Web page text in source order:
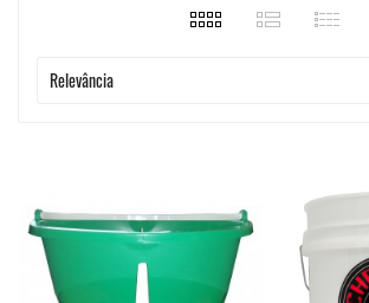
Relevância